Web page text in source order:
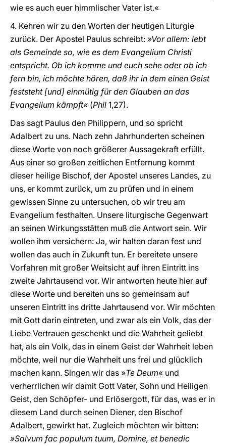
wie es auch euer himmlischer Vater ist.«
4. Kehren wir zu den Worten der heutigen Liturgie
zurück. Der Apostel Paulus schreibt: »Vor allem: lebt
als Gemeinde so, wie es dem Evangelium Christi
entspricht. Ob ich komme und euch sehe oder ob ich
fern bin, ich möchte hören, daß ihr in dem einen Geist
feststeht [und] einmütig für den Glauben an das
Evangelium kämpft« (Phil 1,27).
Das sagt Paulus den Philippern, und so spricht
Adalbert zu uns. Nach zehn Jahrhunderten scheinen
diese Worte von noch größerer Aussagekraft erfüllt.
Aus einer so großen zeitlichen Entfernung kommt
dieser heilige Bischof, der Apostel unseres Landes, zu
uns, er kommt zurück, um zu prüfen und in einem
gewissen Sinne zu untersuchen, ob wir treu am
Evangelium festhalten. Unsere liturgische Gegenwart
an seinen Wirkungsstätten muß die Antwort sein. Wir
wollen ihm versichern: Ja, wir halten daran fest und
wollen das auch in Zukunft tun. Er bereitete unsere
Vorfahren mit großer Weitsicht auf ihren Eintritt ins
zweite Jahrtausend vor. Wir antworten heute hier auf
diese Worte und bereiten uns so gemeinsam auf
unseren Eintritt ins dritte Jahrtausend vor. Wir möchten
mit Gott darin eintreten, und zwar als ein Volk, das der
Liebe Vertrauen geschenkt und die Wahrheit geliebt
hat, als ein Volk, das in einem Geist der Wahrheit leben
möchte, weil nur die Wahrheit uns frei und glücklich
machen kann. Singen wir das »Te Deum« und
verherrlichen wir damit Gott Vater, Sohn und Heiligen
Geist, den Schöpfer- und Erlösergott, für das, was er in
diesem Land durch seinen Diener, den Bischof
Adalbert, gewirkt hat. Zugleich möchten wir bitten:
»Salvum fac populum tuum, Domine, et benedic